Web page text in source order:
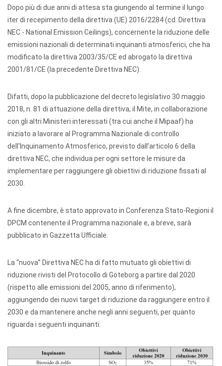
Dopo più di due anni di attesa sta giungendo al termine il lungo
iter di recepimento della direttiva (UE) 2016/2284 (cd. Direttiva
NEC - National Emission Ceilings), concernente la riduzione delle
emissioni nazionali di determinati inquinanti atmosferici, che ha
modificato la direttiva 2003/35/CE ed abrogato la direttiva
2001/81/CE (la precedente Direttiva NEC).
Difatti, dopo la pubblicazione del decreto legislativo 30 maggio
2018, n. 81 di attuazione della direttiva, il Mite, in collaborazione
con gli altri Ministeri interessati (tra cui anche il Mipaaf) ha
iniziato a lavorare al Programma Nazionale di controllo
dell'Inquinamento Atmosferico, previsto dall’articolo 6 della
direttiva NEC, che individua per ogni settore le misure da
implementare per raggiungere gli obiettivi di riduzione fissati al
2030.
A fine dicembre, è stato approvato in Conferenza Stato-Regioni il
DPCM contenente il Programma nazionale e, a breve, sarà
pubblicato in Gazzetta Ufficiale.
La “nuova” Direttiva NEC ha di fatto mutuato gli obiettivi di
riduzione rivisti del Protocollo di Göteborg a partire dal 2020
(rispetto alle emissioni del 2005, anno di riferimento),
aggiungendo dei nuovi target di riduzione da raggiungere entro il
2030 e da mantenere anche negli anni seguenti, per quanto
riguarda i seguenti inquinanti: